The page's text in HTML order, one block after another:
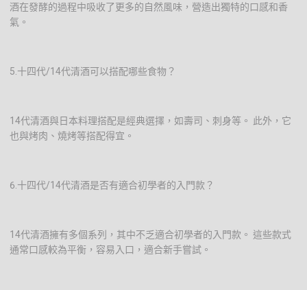
酒在發酵的過程中吸收了更多的自然風味，營造出獨特的口感和香
氣。
5.十四代/14代清酒可以搭配哪些食物？
14代清酒與日本料理搭配是經典選擇，如壽司、刺身等。 此外，它
也與烤肉、燒烤等搭配得宜。
6.十四代/14代清酒是否有適合初學者的入門款？
14代清酒擁有多個系列，其中不乏適合初學者的入門款。 這些款式
通常口感較為平衡，容易入口，適合新手嘗試。